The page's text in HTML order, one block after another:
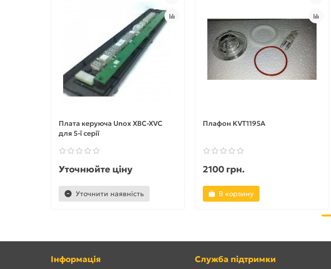
Плата керуюча Unox XBC-XVC
для 5-ї серії
Уточнюйте ціну
Уточнити наявність
Плафон KVT1195A
2100 грн.
В корзину
Інформація Служба підтримки